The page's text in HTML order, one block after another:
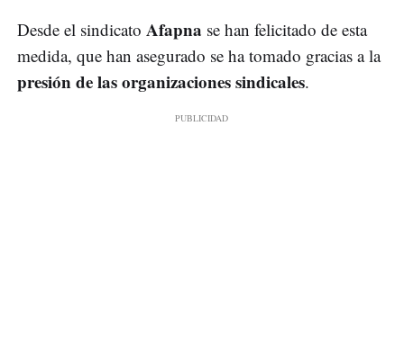
Desde el sindicato Afapna se han felicitado de esta
medida, que han asegurado se ha tomado gracias a la
presión de las organizaciones sindicales.